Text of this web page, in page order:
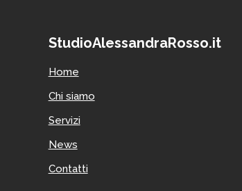
StudioAlessandraRosso.it
Home
Chi siamo
Servizi
News
Contatti